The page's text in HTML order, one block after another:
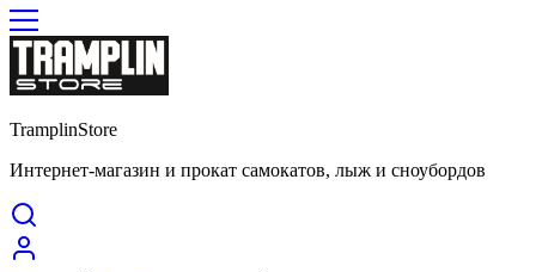
TramplinStore
Интернет-магазин и прокат самокатов, лыж и сноубордов